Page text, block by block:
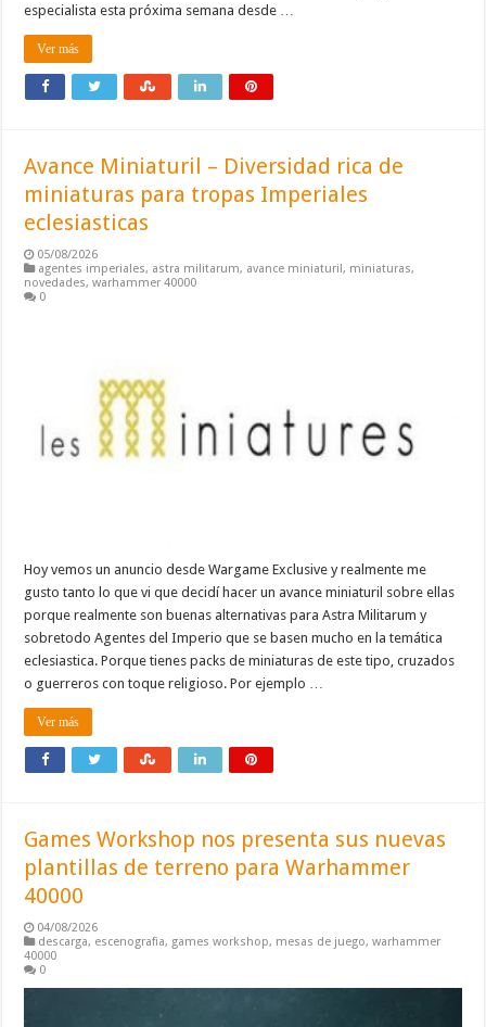
especialista esta próxima semana desde …
Ver más
Avance Miniaturil – Diversidad rica de
miniaturas para tropas Imperiales
eclesiasticas
05/08/2026
agentes imperiales, astra militarum, avance miniaturil, miniaturas,
novedades,warhammer 40000
0
Hoy vemos un anuncio desde Wargame Exclusive y realmente me
gusto tanto lo que vi que decidí hacer un avance miniaturil sobre ellas
porque realmente son buenas alternativas para Astra Militarum y
sobretodo Agentes del Imperio que se basen mucho en la temática
eclesiastica. Porque tienes packs de miniaturas de este tipo, cruzados
o guerreros con toque religioso. Por ejemplo …
Ver más
Games Workshop nos presenta sus nuevas
plantillas de terreno para Warhammer
40000
04/08/2026
descarga, escenografia, games workshop, mesas de juego,warhammer
40000
0